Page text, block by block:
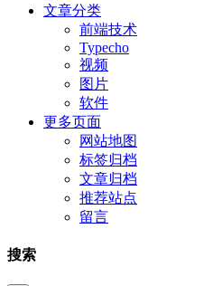
文章分类
前端技术
Typecho
视频
图片
软件
更多页面
网站地图
标签归档
文章归档
推荐站点
留言
搜索